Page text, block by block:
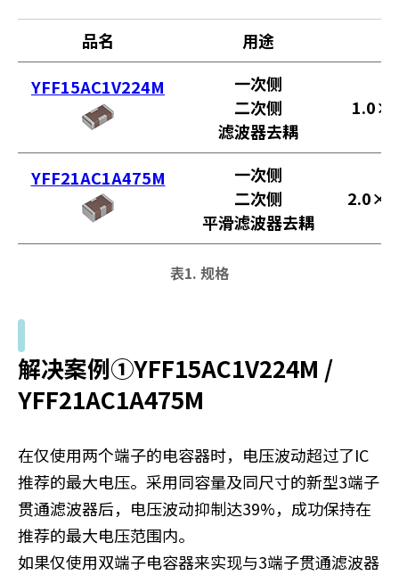
品名
用途
YFF15AC1V224M
一次侧
二次侧
滤波器去耦
YFF21AC1A475M
一次侧
二次侧
平滑滤波器去耦
表1. 规格
解决案例①YFF15AC1V224M /
YFF21AC1A475M
在仅使用两个端子的电容器时，电压波动超过了IC
推荐的最大电压。采用同容量及同尺寸的新型3端子
贯通滤波器后，电压波动抑制达39%，成功保持在
推荐的最大电压范围内。
如果仅使用双端子电容器来实现与3端子贯通滤波器